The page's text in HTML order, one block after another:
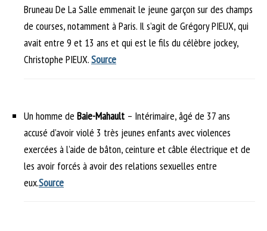
Bruneau De La Salle emmenait le jeune garçon sur des champs
de courses, notamment à Paris. Il s’agit de Grégory PIEUX, qui
avait entre 9 et 13 ans et qui est le fils du célèbre jockey,
Christophe PIEUX.Source
Un homme de Baie-Mahault – Intérimaire, âgé de 37 ans
accusé d’avoir violé 3 très jeunes enfants avec violences
exercées à l’aide de bâton, ceinture et câble électrique et de
les avoir forcés à avoir des relations sexuelles entre
eux.Source